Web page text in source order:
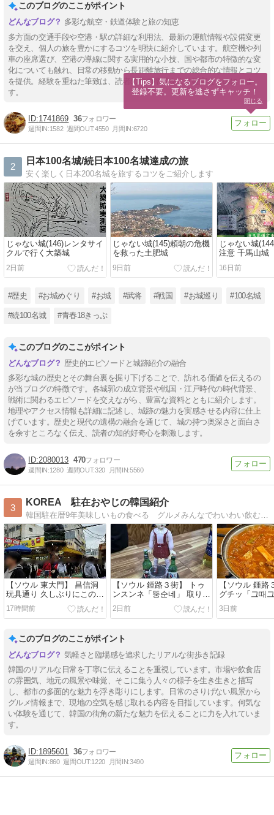
このブログのここがポイント
多彩な航空・鉄道体験と旅の知恵
多方面の交通手段や空港・駅の詳細な利用法、最新の運航情報や設備変更
を交え、個人の旅を豊かにするコツを明快に紹介しています。航空機や列
車の座席選び、空港の導線に関する実用的な小技、国や都市の特徴的な変
化についても触れ、日常の移動から長距離旅行までの総合的な情報とコツ
を提供。経験を重ねた筆致は、読者の旅の準備をより確実なものにしま
す。
1741869 36
週間IN:1582 週間OUT:4550 月間IN:6720
2
日本100名城/続日本100名城達成の旅
安く楽しく日本200名城を旅するコツをご紹介します
じゃない城(146)レンタサイ
クルで行く大築城
2日前
じゃない城(145)頼朝の危機
を救った土肥城
9日前
じゃない城
注意 千馬山城
16日前
#歴史 #お城めぐり #お城 #武将 #戦国 #お城巡り #100名城
#続100名城 #青春18きっぷ
このブログのここがポイント
歴史的エピソードと城跡紹介の融合
多彩な城の歴史とその舞台裏を掘り下げることで、訪れる価値を伝えるの
が当ブログの特徴です。各城郭の成立背景や戦国・江戸時代の時代背景、
戦術に関わるエピソードを交えながら、豊富な資料とともに紹介します。
地理やアクセス情報も詳細に記述し、城跡の魅力を実感させる内容に仕上
げています。歴史と現代の遺構の融合を通じて、城の持つ奥深さと面白さ
を余すところなく伝え、読者の知的好奇心を刺激します。
2080013 470
週間IN:1280 週間OUT:320 月間IN:5560
3
KOREA 駐在おやじの韓国紹介
【ソウル 東大門】 昌信洞
玩具通り 久しぶりにこの道
通ってみました
17時間前
【ソウル 鍾路３街】 トゥ
ンスンネ「뚱순네」 取り合
えずここで落ち着きます
2日前
【ソウル 鍾路
グチッ「그때
기」 24h お一
ても使いやす
す
3日前
このブログのここがポイント
気軽さと臨場感を追求したリアルな街歩き記録
韓国のリアルな日常を丁寧に伝えることを重視しています。市場や飲食店
の雰囲気、地元の風景や味覚、そこに集う人々の様子を生き生きと描写
し、都市の多面的な魅力を浮き彫りにします。日常のさりげない風景から
グルメ情報まで、現地の空気を感じ取れる内容を目指しています。何気な
い体験を通じて、韓国の街角の新たな魅力を伝えることに力を入れていま
す。
1895601 36
週間IN:860 週間OUT:1220 月間IN:3490
【Tips】気になるブログをフォロー。
登録不要。更新を逃さずキャッチ！
閉じる